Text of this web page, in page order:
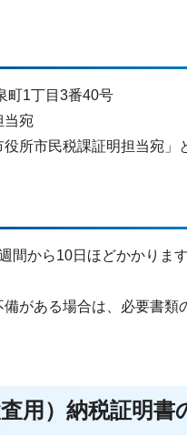
町1丁目3番40号
当宛
役所市民税課証明担当宛
間から10日ほどかかりま
がある場合は、必要書
用）納税証明